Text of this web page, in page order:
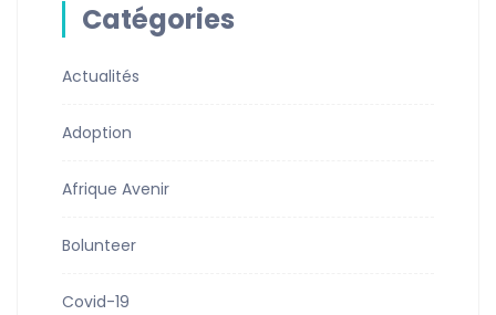
Catégories
Actualités
Adoption
Afrique Avenir
Bolunteer
Covid-19